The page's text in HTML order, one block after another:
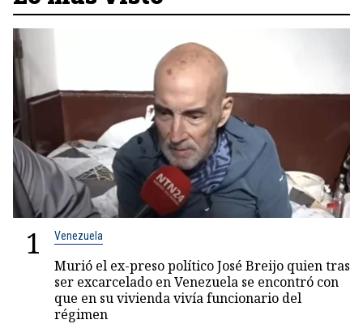
1 Venezuela
Murió el ex-preso político José Breijo quien tras
ser excarcelado en Venezuela se encontró con
que en su vivienda vivía funcionario del
régimen